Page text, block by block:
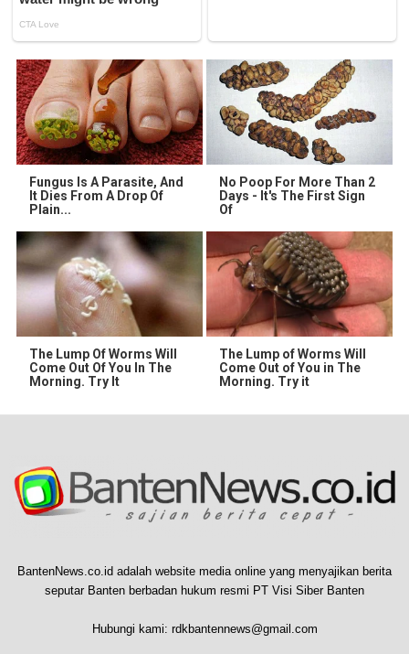
Fungus Is A Parasite, And
It Dies From A Drop Of
Plain...
No Poop For More Than 2
Days - It's The First Sign
Of
The Lump Of Worms Will
Come Out Of You In The
Morning. Try It
The Lump of Worms Will
Come Out of You in The
Morning. Try it
BantenNews.co.id adalah website media online yang menyajikan berita
seputar Banten berbadan hukum resmi PT Visi Siber Banten
Hubungi kami: rdkbantennews@gmail.com